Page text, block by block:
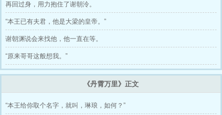
再回过身，用力抱住了谢朝泠。
“本王已有夫君，他是大梁的皇帝。”
谢朝渊说会来找他，他一直在等。
“原来哥哥这般想我。”
《丹霄万里》正文
“本王给你取个名字，就叫，琳琅，如何？”